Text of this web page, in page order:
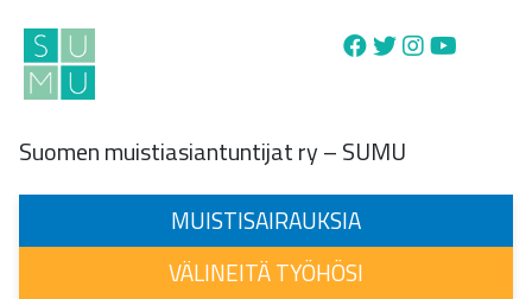
Main Navigation
Suomen muistiasiantuntijat ry – SUMU
MUISTISAIRAUKSIA
VÄLINEITÄ TYÖHÖSI